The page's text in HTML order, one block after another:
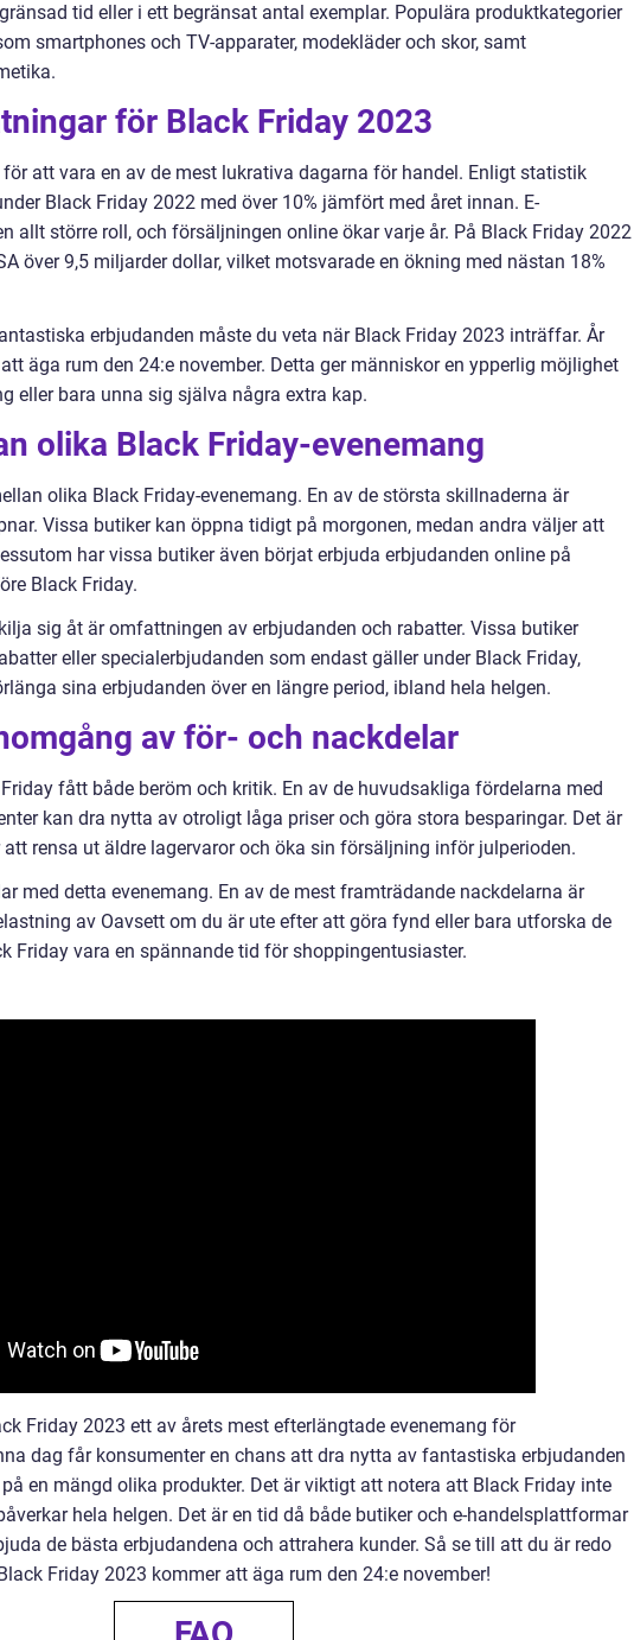
tid eller i ett begränsat antal exemplar. Populära produktkategorier
smartphones och TV-apparater, modekläder och skor, samt
för Black Friday 2023
att vara en av de mest lukrativa dagarna för handel. Enligt statistik
Black Friday 2022 med över 10% jämfört med året innan. E-
allt större roll, och försäljningen online ökar varje år. På Black Friday 2022
över 9,5 miljarder dollar, vilket motsvarade en ökning med nästan 18%
erbjudanden måste du veta när Black Friday 2023 inträffar. År
äga rum den 24:e november. Detta ger människor en ypperlig möjlighet
eller bara unna sig själva några extra kap.
olika Black Friday-evenemang
olika Black Friday-evenemang. En av de största skillnaderna är
Vissa butiker kan öppna tidigt på morgonen, medan andra väljer att
har vissa butiker även börjat erbjuda erbjudanden online på
Black Friday.
sig åt är omfattningen av erbjudanden och rabatter. Vissa butiker
eller specialerbjudanden som endast gäller under Black Friday,
sina erbjudanden över en längre period, ibland hela helgen.
av för- och nackdelar
fått både beröm och kritik. En av de huvudsakliga fördelarna med
kan dra nytta av otroligt låga priser och göra stora besparingar. Det är
rensa ut äldre lagervaror och öka sin försäljning inför julperioden.
med detta evenemang. En av de mest framträdande nackdelarna är
av Oavsett om du är ute efter att göra fynd eller bara utforska de
Friday vara en spännande tid för shoppingentusiaster.
Friday 2023 ett av årets mest efterlängtade evenemang för
dag får konsumenter en chans att dra nytta av fantastiska erbjudanden
en mängd olika produkter. Det är viktigt att notera att Black Friday inte
hela helgen. Det är en tid då både butiker och e-handelsplattformar
de bästa erbjudandena och attrahera kunder. Så se till att du är redo
Friday 2023 kommer att äga rum den 24:e november!